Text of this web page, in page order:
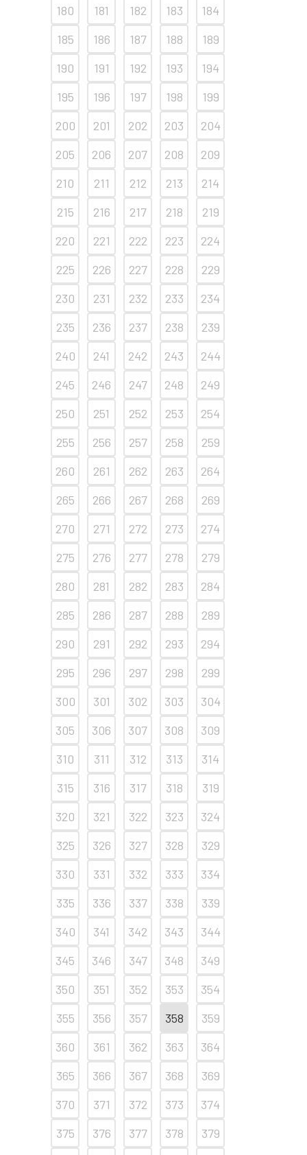
180
181 182 183
184
185
186 187 188
189
190
191 192 193
194
195
196 197 198
199
200
201 202 203
204
205
206 207 208
209
210
211 212 213
214
215
216 217 218
219
220
221 222 223
224
225
226 227 228
229
230
231 232 233
234
235
236 237 238
239
240
241 242 243
244
245
246 247 248
249
250
251 252 253
254
255
256 257 258
259
260
261 262 263
264
265
266 267 268
269
270
271 272 273
274
275
276 277 278
279
280
281 282 283
284
285
286 287 288
289
290
291 292 293
294
295
296 297 298
299
300
301 302 303
304
305
306 307 308
309
310
311 312 313
314
315
316 317 318
319
320
321 322 323
324
325
326 327 328
329
330
331 332 333
334
335
336 337 338
339
340
341 342 343
344
345
346 347 348
349
350
351 352 353
354
355
356 357 358
359
360
361 362 363
364
365
366 367 368
369
370
371 372 373
374
375
376 377 378
379